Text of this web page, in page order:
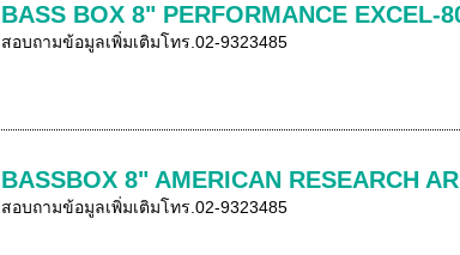
BASS BOX 8" PERFORMANCE EXCEL-
สอบถามข้อมูลเพิ่มเติมโทร.02-9323485
BASSBOX 8" AMERICAN RESEARCH
สอบถามข้อมูลเพิ่มเติมโทร.02-9323485